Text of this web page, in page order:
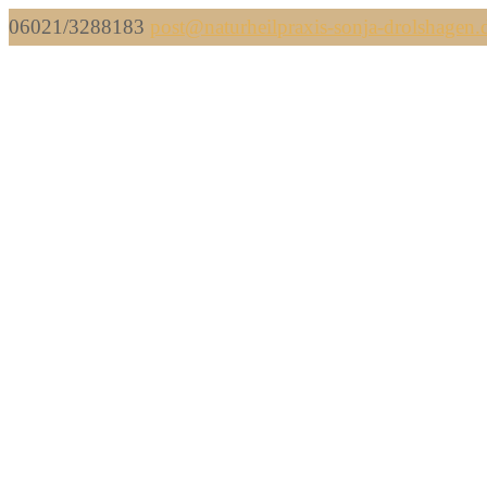
06021/3288183 post@naturheilpraxis-sonja-